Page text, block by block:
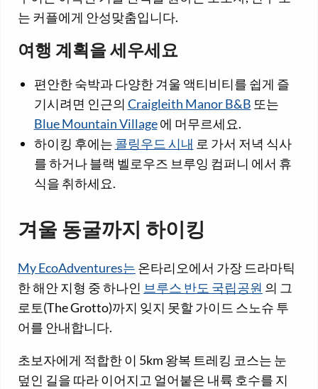
는 커플에게 안성맞춤입니다.
여행 계획을 세우세요
편안한 숙박과 다양한 겨울 액티비티를 쉽게 즐
기시려면 인근의 Craigleith Manor B&B 또는
Blue Mountain Village에 머무르세요.
하이킹 후에는 콜링우드 시내 로 가서 저녁 식사
를 하거나 블랙 벨로우즈 브루잉 컴퍼니 에서 휴
식을 취하세요.
겨울 동굴까지 하이킹
My EcoAdventures는 온타리오에서 가장 드라마틱
한 해안 지형 중 하나인 브루스 반도 국립공원 의 그
로토(The Grotto)까지 잊지 못할 가이드 스노슈 투
어를 안내합니다.
초보자에게 적합한 이 5km 왕복 트레킹 코스는 눈
덮인 길을 따라 이어지고 얼어붙은 내륙 호수를 지